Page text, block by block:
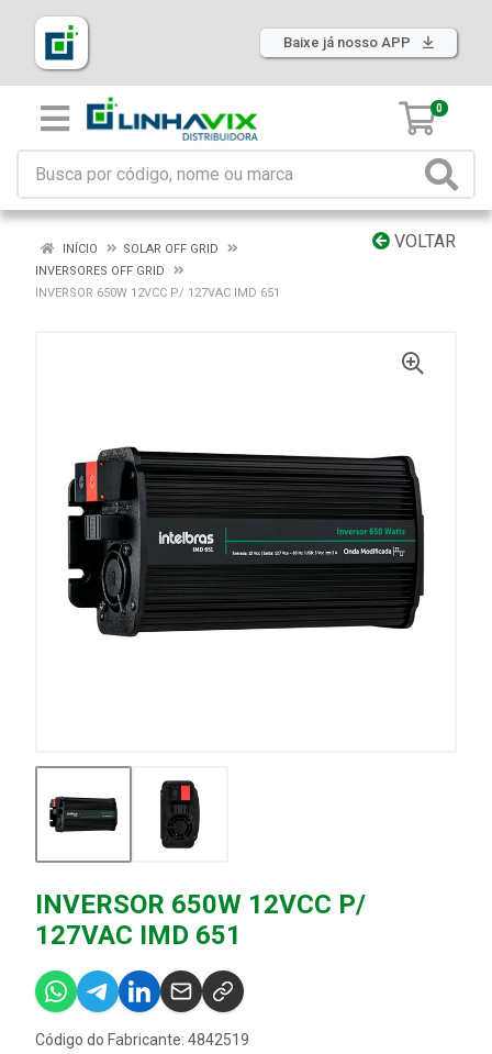
Baixe já nosso APP
0
VOLTAR
INÍCIO
SOLAR OFF GRID
INVERSORES OFF GRID
INVERSOR 650W 12VCC P/ 127VAC IMD 651
INVERSOR 650W 12VCC P/
127VAC IMD 651
Código do Fabricante: 4842519